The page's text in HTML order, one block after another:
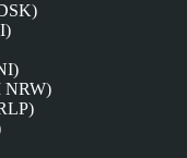
NRW)